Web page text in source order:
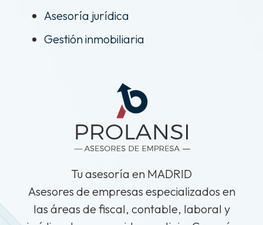
Asesoría jurídica
Gestión inmobiliaria
Tu asesoría en MADRID
Asesores de empresas especializados en
las áreas de fiscal, contable, laboral y